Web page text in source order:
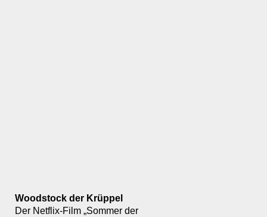
Woodstock der Krüppel
Der Netflix-Film „Sommer der